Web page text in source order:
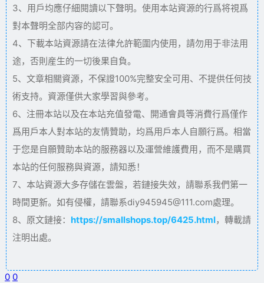
3、用戶均應仔細閱讀以下聲明。使用本站資源的行爲将視爲
對本聲明全部内容的認可。
4、下載本站資源請在法律允許範圍内使用，請勿用于非法用
途，否則産生的一切後果自負。
5、文章相關資源，不保證100%完整安全可用、不提供任何技
術支持。資源僅供大家學習與參考。
6、注冊本站以及在本站充值發電、開通會員等消費行爲僅作
爲用戶本人對本站的友情贊助，均爲用戶本人自願行爲。相當
于您是自願贊助本站的服務器以及運營維護費用，而不是購買
本站的任何服務與資源，請知悉！
7、本站資源大多存儲在雲盤，若鏈接失效，請聯系我們第一
時間更新。如有侵權，請聯系diy945945@111.com處理。
8、原文鏈接： https://smallshops.top/6425.html，轉載請
注明出處。
0 0